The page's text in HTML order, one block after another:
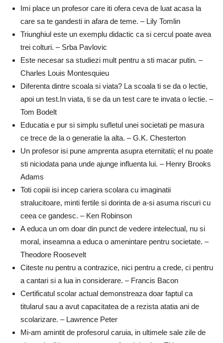
Imi place un profesor care iti ofera ceva de luat acasa la
care sa te gandesti in afara de teme. – Lily Tomlin
Triunghiul este un exemplu didactic ca si cercul poate avea
trei colturi. – Srba Pavlovic
Este necesar sa studiezi mult pentru a sti macar putin. –
Charles Louis Montesquieu
Diferenta dintre scoala si viata? La scoala ti se da o lectie,
apoi un test.In viata, ti se da un test care te invata o lectie. –
Tom Bodelt
Educatia e pur si simplu sufletul unei societati pe masura
ce trece de la o generatie la alta. – G.K. Chesterton
Un profesor isi pune amprenta asupra eternitatii; el nu poate
sti niciodata pana unde ajunge influenta lui. – Henry Brooks
Adams
Toti copiii isi incep cariera scolara cu imaginatii
stralucitoare, minti fertile si dorinta de a-si asuma riscuri cu
ceea ce gandesc. – Ken Robinson
A educa un om doar din punct de vedere intelectual, nu si
moral, inseamna a educa o amenintare pentru societate. –
Theodore Roosevelt
Citeste nu pentru a contrazice, nici pentru a crede, ci pentru
a cantari si a lua in considerare. – Francis Bacon
Certificatul scolar actual demonstreaza doar faptul ca
titularul sau a avut capacitatea de a rezista atatia ani de
scolarizare. – Lawrence Peter
Mi-am amintit de profesorul caruia, in ultimele sale zile de